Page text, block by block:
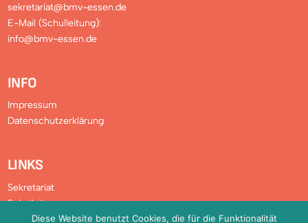
sekretariat@bmv-essen.de
E-Mail (Schulleitung):
info@bmv-essen.de
INFO
Impressum
Datenschutzerklärung
LINKS
Sekretariat
Schulleitung
Verwaltung
Diese Website benutzt Cookies, die für die Funktionalität